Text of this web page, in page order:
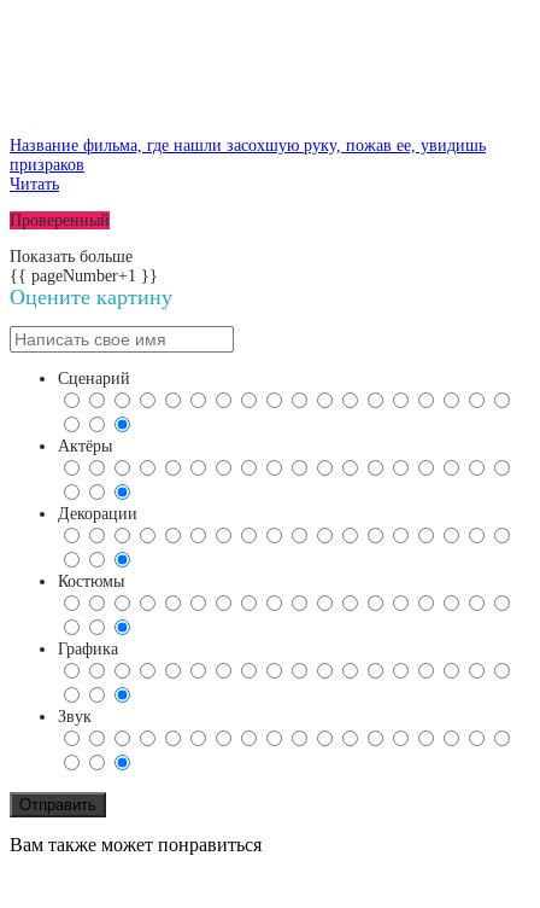
Название фильма, где нашли засохшую руку, пожав ее, увидишь
призраков
Читать
Проверенный
Показать больше
{{ pageNumber+1 }}
Оцените картину
Сценарий
Актёры
Декорации
Костюмы
Графика
Звук
Вам также может понравиться